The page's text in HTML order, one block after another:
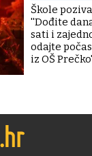
Škole
''Dođite
sati i
odajte
iz OŠ